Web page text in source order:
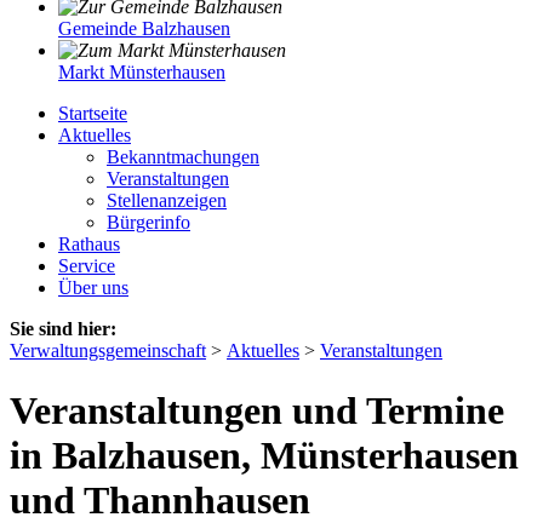
Gemeinde Balzhausen
Markt Münsterhausen
Startseite
Aktuelles
Bekanntmachungen
Veranstaltungen
Stellenanzeigen
Bürgerinfo
Rathaus
Service
Über uns
Sie sind hier:
Verwaltungsgemeinschaft > Aktuelles > Veranstaltungen
Veranstaltungen und Termine
in Balzhausen, Münsterhausen
und Thannhausen